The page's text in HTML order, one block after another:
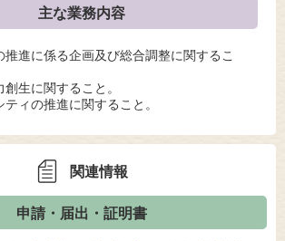
主な業務内容
推進に係る企画及び総合調整に関するこ
生に関すること。
ティの推進に関すること。
関連情報
申請・届出・証明書